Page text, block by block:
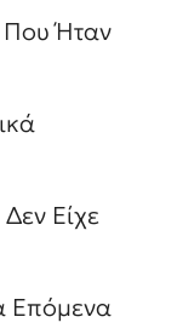
Ήταν
Είχε
Επόμενα